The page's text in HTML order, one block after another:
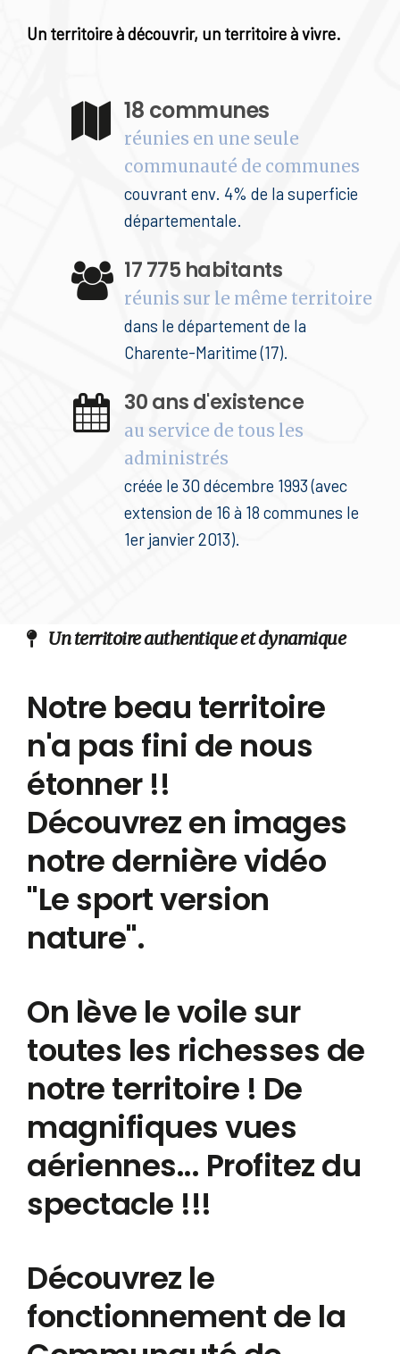
Un territoire à découvrir, un territoire à vivre.
18 communes
réunies en une seule
communauté de communes
couvrant env. 4% de la superficie
départementale.
17 775 habitants
réunis sur le même territoire
dans le département de la
Charente-Maritime (17).
30 ans d'existence
au service de tous les
administrés
créée le 30 décembre 1993 (avec
extension de 16 à 18 communes le
1er janvier 2013).
Un territoire authentique et dynamique
Notre beau territoire
n'a pas fini de nous
étonner !!
Découvrez en images
notre dernière vidéo
"Le sport version
nature".
On lève le voile sur
toutes les richesses de
notre territoire ! De
magnifiques vues
aériennes... Profitez du
spectacle !!!
Découvrez le
fonctionnement de la